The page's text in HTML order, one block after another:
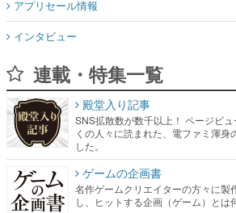
アプリセール情報
インタビュー
連載・特集一覧
殿堂入り記事
SNS拡散数が数千以上！ ページビ
くの人々に読まれた、電ファミ渾身
した。
ゲームの企画書
名作ゲームクリエイターの方々に製
し、ヒットする企画（ゲーム）とは